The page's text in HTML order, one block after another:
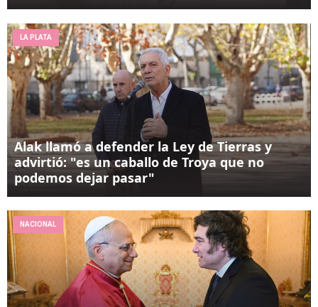
LA PLATA
Alak llamó a defender la Ley de Tierras y
advirtió: "es un caballo de Troya que no
podemos dejar pasar"
NACIONAL